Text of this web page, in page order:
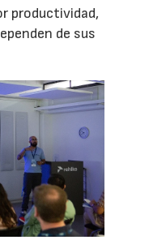
productividad,
de sus